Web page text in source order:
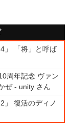
」 「将」と呼ば
周年記念 ヴァン
ぜ - unity さん
」 復活のディノ